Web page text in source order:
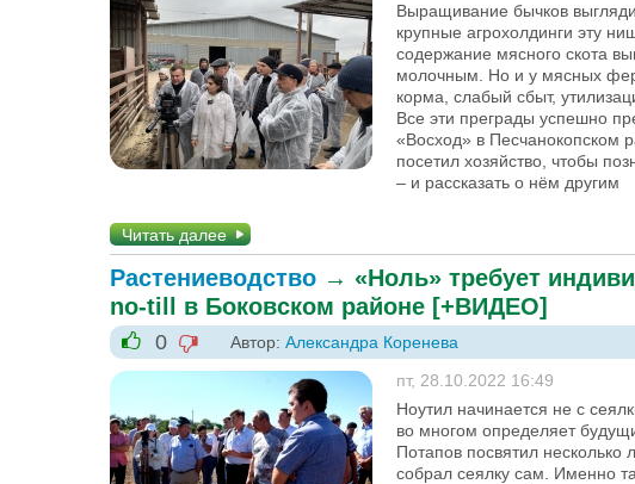
Выращивание бычков
крупные агрохолдинги эту
содержание мясного скота
молочным. Но и у мясных
корма, слабый сбыт,
Все эти преграды успешно
«Восход» в Песчанокопском
посетил хозяйство, чтобы
– и рассказать о нём другим
Читать далее
Растениеводство → «Ноль» требует
no-till в Боковском районе [+ВИДЕО]
+1
0
-1
Автор: Александра Коренева
пт, 28.10.2022 16:49
Ноутил начинается не с
во многом определяет
Потапов посвятил несколько
собрал сеялку сам. Именно